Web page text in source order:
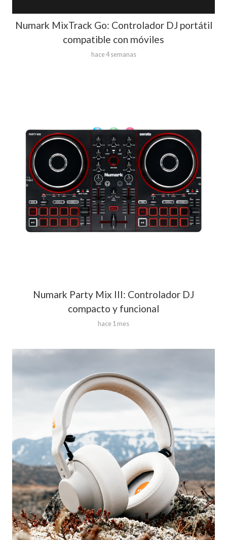
Numark MixTrack Go: Controlador DJ portátil
compatible con móviles
hace 4 semanas
Numark Party Mix III: Controlador DJ
compacto y funcional
hace 1 mes